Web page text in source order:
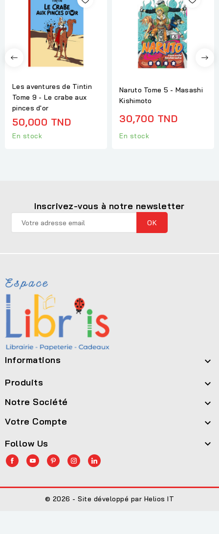
Les aventures de Tintin
Tome 9 - Le crabe aux
pinces d'or
50,000 TND
En stock
Naruto Tome 5 - Masashi
Kishimoto
30,700 TND
En stock
Inscrivez-vous à notre newsletter
Informations 
Produits 
Notre Société 
Votre Compte 
Follow Us 
© 2026 - Site développé par Helios IT